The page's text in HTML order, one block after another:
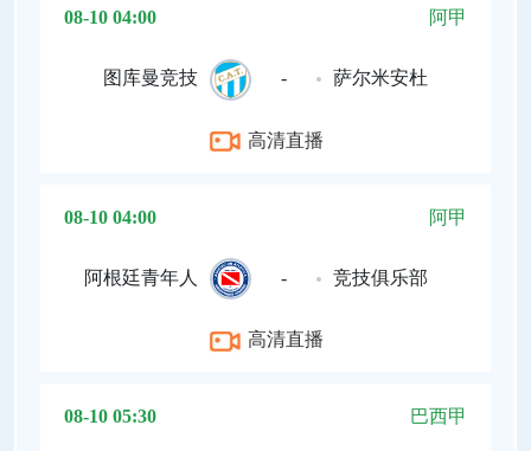
08-10 04:00 阿甲
图库曼竞技 - 萨尔米安杜
高清直播
08-10 04:00 阿甲
阿根廷青年人 - 竞技俱乐部
高清直播
08-10 05:30 巴西甲